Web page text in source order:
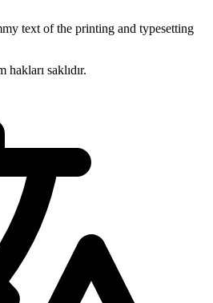
text of the printing and typesetting
hakları saklıdır.